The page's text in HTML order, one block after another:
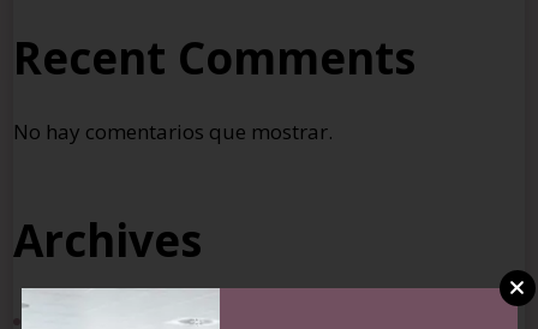
Recent Comments
No hay comentarios que mostrar.
Archives